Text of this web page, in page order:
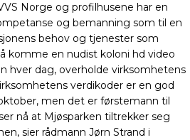
Norge og profilhusene har en
og bemanning som til en
behov og tjenester som
komme en nudist koloni hd video
hver dag, overholde virksomhetens
verdikoder er en god
men det er førstemann til
nå at Mjøsparken tiltrekker seg
sier rådmann Jørn Strand i